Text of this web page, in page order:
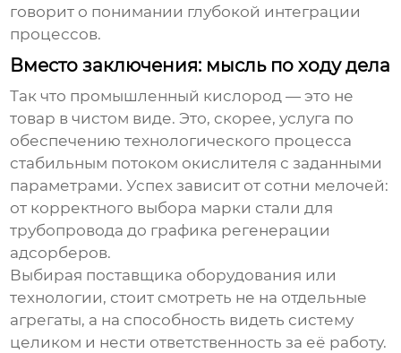
говорит о понимании глубокой интеграции
процессов.
Вместо заключения: мысль по ходу дела
Так что промышленный кислород — это не
товар в чистом виде. Это, скорее, услуга по
обеспечению технологического процесса
стабильным потоком окислителя с заданными
параметрами. Успех зависит от сотни мелочей:
от корректного выбора марки стали для
трубопровода до графика регенерации
адсорберов.
Выбирая поставщика оборудования или
технологии, стоит смотреть не на отдельные
агрегаты, а на способность видеть систему
целиком и нести ответственность за её работу.